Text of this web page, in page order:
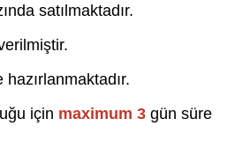
satılmaktadır.
için maximum 3 gün süre